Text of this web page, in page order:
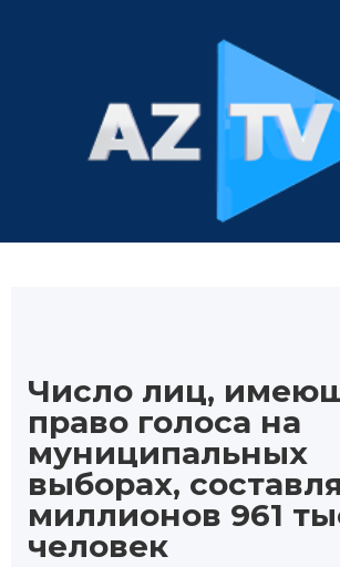
Число лиц,
право голоса на
муниципальных
выборах,
миллионов 961
человек